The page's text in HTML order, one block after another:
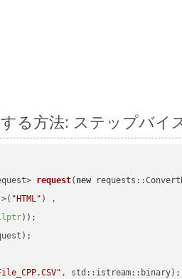
る方法: ステップバイ
request( new
"HTML" ) ,
))
, std::istream::binary) ;